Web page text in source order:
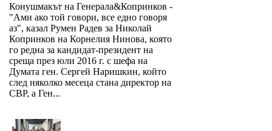
Конушмакът на Генерала&Копринков -
"Ами ако той говори, все едно говоря
аз", казал Румен Радев за Николай
Копринков на Корнелия Нинова, която
го редна за кандидат-президент на
среща през юли 2016 г. с шефа на
Думата ген. Сергей Наришкин, който
след няколко месеца стана директор на
СВР, а Ген...